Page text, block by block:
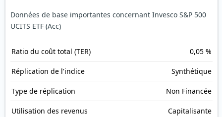
Données de base importantes concernant Invesco S&P 500
UCITS ETF (Acc)
Ratio du coût total (TER) 0,05 %
Réplication de l'indice Synthétique
Type de réplication Non Financée
Utilisation des revenus Capitalisante